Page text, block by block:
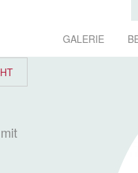
GALERIE